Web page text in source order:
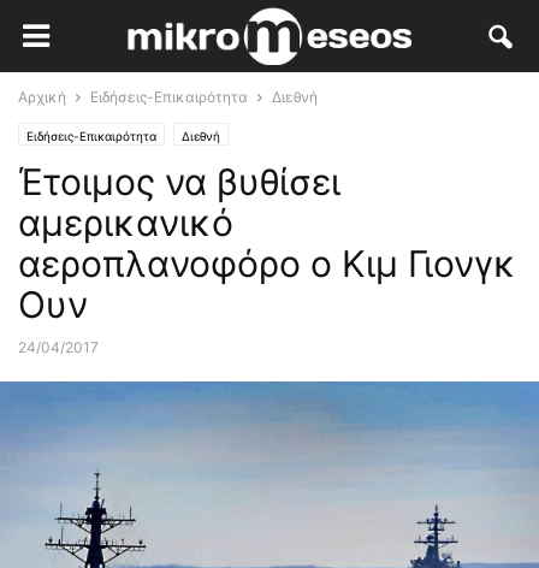
Αρχική Ειδήσεις-Επικαιρότητα Διεθνή
Ειδήσεις-Επικαιρότητα Διεθνή
Έτοιμος να βυθίσει
αμερικανικό
αεροπλανοφόρο ο Κιμ Γιονγκ
Ουν
24/04/2017